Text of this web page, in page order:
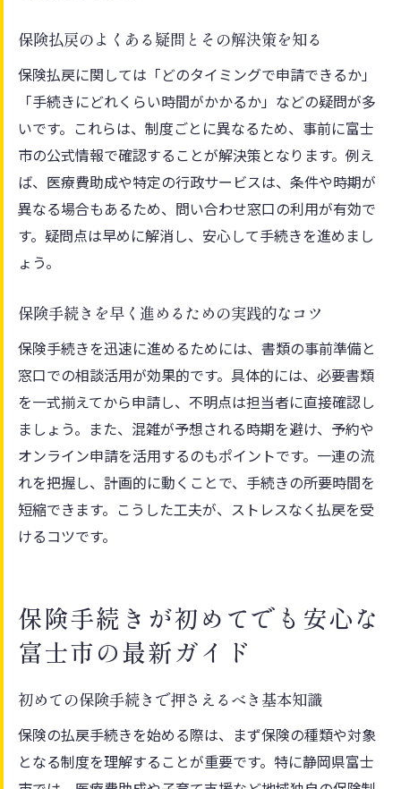
う
子育て世帯が知りたい保険払戻の申請方法
子育て世帯向け保険払戻の申請手順を徹底
解説
保険払戻申請時に用意するべき必要書類ま
とめ
保険申請後の流れと還付金受取までのポイ
ント
地域で変わる保険手続きの注意点と対策
保険手続きが地域ごとに異なる理由を解説
富士市での保険申請時に注意するべきポイ
ント
保険制度の地域差と情報収集のコツを知ろ
う
保険の手続きトラブルを防ぐための対策方
保険払戻のよくある疑問とその解決策を知る
保険払戻に関しては「どのタイミングで申請できるか」
「手続きにどれくらい時間がかかるか」などの疑問が多
いです。これらは、制度ごとに異なるため、事前に富士
市の公式情報で確認することが解決策となります。例え
ば、医療費助成や特定の行政サービスは、条件や時期が
異なる場合もあるため、問い合わせ窓口の利用が有効で
す。疑問点は早めに解消し、安心して手続きを進めまし
ょう。
保険手続きを早く進めるための実践的なコツ
保険手続きを迅速に進めるためには、書類の事前準備と
窓口での相談活用が効果的です。具体的には、必要書類
を一式揃えてから申請し、不明点は担当者に直接確認し
ましょう。また、混雑が予想される時期を避け、予約や
オンライン申請を活用するのもポイントです。一連の流
れを把握し、計画的に動くことで、手続きの所要時間を
短縮できます。こうした工夫が、ストレスなく払戻を受
けるコツです。
保険手続きが初めてでも安心な
富士市の最新ガイド
初めての保険手続きで押さえるべき基本知識
保険の払戻手続きを始める際は、まず保険の種類や対象
となる制度を理解することが重要です。特に静岡県富士